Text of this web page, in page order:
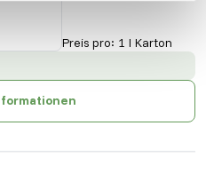
Preis pro: 1 l Karton